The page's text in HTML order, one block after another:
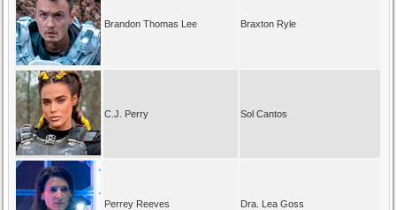
Brandon Thomas Lee Braxton Ryle
C.J. Perry Sol Cantos
Perrey Reeves Dra. Lea Goss